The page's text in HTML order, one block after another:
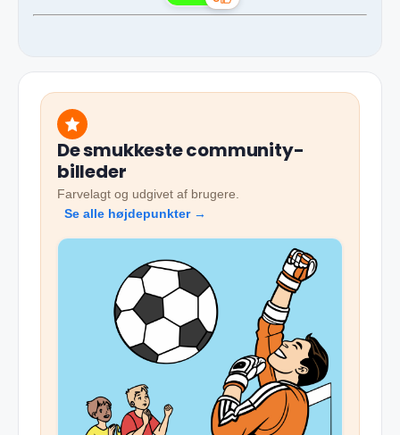
Likes
De smukkeste community-
billeder
Farvelagt og udgivet af brugere.
Se alle højdepunkter →